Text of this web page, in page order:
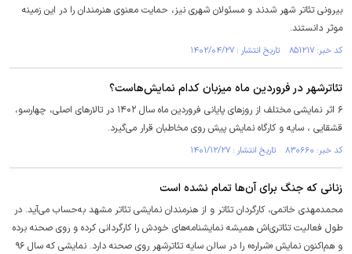
بیرونی تئاتر شهر شدند و مسئولان شهری نیز، حمایت معنوی هنرمندان را در این زمینه
موثر دانستند.
کد خبر: ۸۵۱۲۱۷ تاریخ انتشار : ۱۴۰۲/۰۴/۲۷
تئاترشهر در فروردین ماه میزبان کدام نمایش‌هاست؟
۶ اثر نمایشی مختلف از روزهای پایانی فروردین ماه سال ۱۴۰۲ در تالارهای اصلی، چهارسو،
قشقایی ، سایه و کارگاه نمایش پیش روی مخاطبان قرار می‌گیرد.
کد خبر: ۸۳۰۶۶۰ تاریخ انتشار : ۱۴۰۱/۱۲/۲۷
زنانی که جنگ برای آن‌ها تمام نشده است
محمدمهدی خاتمی، کارگردان تئاتر و از هنرمندان نمایشی تئاتر مشهد به‌حساب می‌آید. در
طول فعالیت تئاتری‌اش همیشه نمایشنامه‌های خودش را کارگردانی کرده و روی صحنه برده
و هم‌اکنون نمایش «شراره» را در سالن سایه تئاترشهر روی صحنه دارد. نمایشی که سال ۹۶